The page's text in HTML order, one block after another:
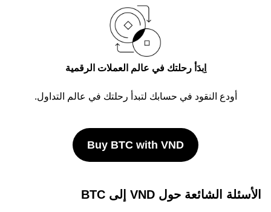
اِبدَأ رحلتك في عالم العملات الرقمية
أودع النقود في حسابك لتبدأ رحلتك في عالم التداول.
Buy BTC with VND
الأسئلة الشائعة حول VND إلى BTC